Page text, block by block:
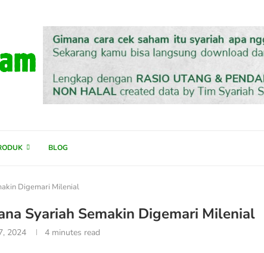
BLOG
Digemari Milenial
Syariah Semakin Digemari Milenial
2024 4 minutes read